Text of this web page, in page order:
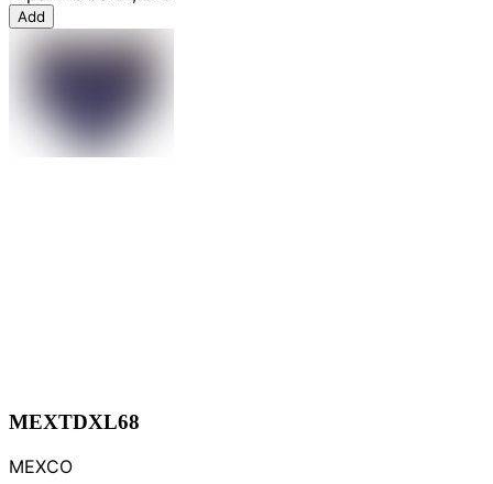
Add
MEXTDXL68
MEXCO